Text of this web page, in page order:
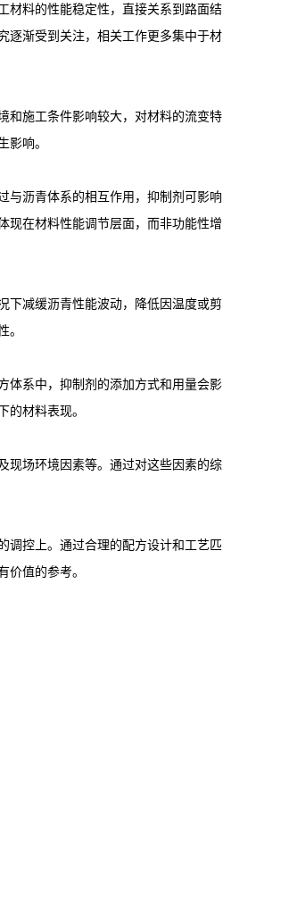
材料的性能稳定性，直接关系到路面结
逐渐受到关注，相关工作更多集中于材
和施工条件影响较大，对材料的流变特
影响。
与沥青体系的相互作用，抑制剂可影响
现在材料性能调节层面，而非功能性增
下减缓沥青性能波动，降低因温度或剪
。
体系中，抑制剂的添加方式和用量会影
的材料表现。
现场环境因素等。通过对这些因素的综
调控上。通过合理的配方设计和工艺匹
价值的参考。